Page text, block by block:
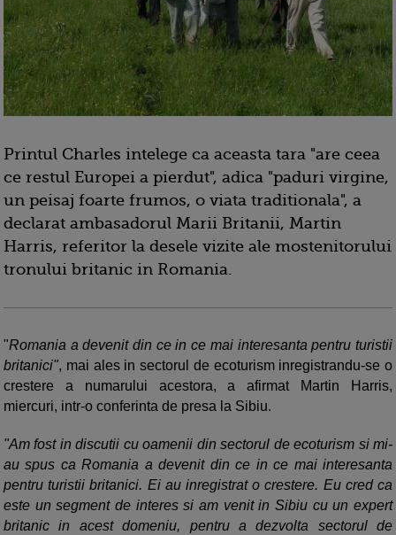
Printul Charles intelege ca aceasta tara "are ceea
ce restul Europei a pierdut", adica "paduri virgine,
un peisaj foarte frumos, o viata traditionala", a
declarat ambasadorul Marii Britanii, Martin
Harris, referitor la desele vizite ale mostenitorului
tronului britanic in Romania.
"Romania a devenit din ce in ce mai interesanta pentru turistii
britanici", mai ales in sectorul de ecoturism inregistrandu-se o
crestere a numarului acestora, a afirmat Martin Harris,
miercuri, intr-o conferinta de presa la Sibiu.
"Am fost in discutii cu oamenii din sectorul de ecoturism si mi-
au spus ca Romania a devenit din ce in ce mai interesanta
pentru turistii britanici. Ei au inregistrat o crestere. Eu cred ca
este un segment de interes si am venit in Sibiu cu un expert
britanic in acest domeniu, pentru a dezvolta sectorul de